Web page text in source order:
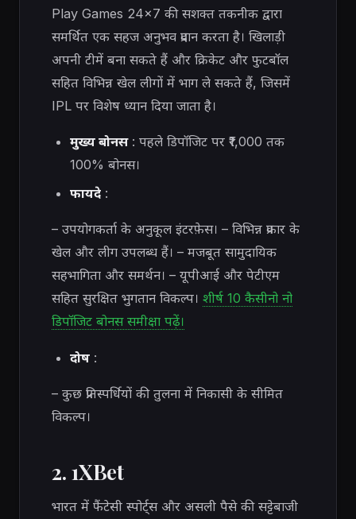
Play Games 24×7 की सशक्त तकनीक द्वारा
समर्थित एक सहज अनुभव प्रदान करता है। खिलाड़ी
अपनी टीमें बना सकते हैं और क्रिकेट और फुटबॉल
सहित विभिन्न खेल लीगों में भाग ले सकते हैं, जिसमें
IPL पर विशेष ध्यान दिया जाता है।
मुख्य बोनस: पहले डिपॉजिट पर ₹1,000 तक
100% बोनस।
फायदे:
– उपयोगकर्ता के अनुकूल इंटरफ़ेस। – विभिन्न प्रकार के
खेल और लीग उपलब्ध हैं। – मजबूत सामुदायिक
सहभागिता और समर्थन। – यूपीआई और पेटीएम
सहित सुरक्षित भुगतान विकल्प। शीर्ष 10 कैसीनो नो
डिपॉजिट बोनस समीक्षा पढ़ें।
दोष:
– कुछ प्रतिस्पर्धियों की तुलना में निकासी के सीमित
विकल्प।
2. 1XBet
भारत में फैंटेसी स्पोर्ट्स और असली पैसे की सट्टेबाजी